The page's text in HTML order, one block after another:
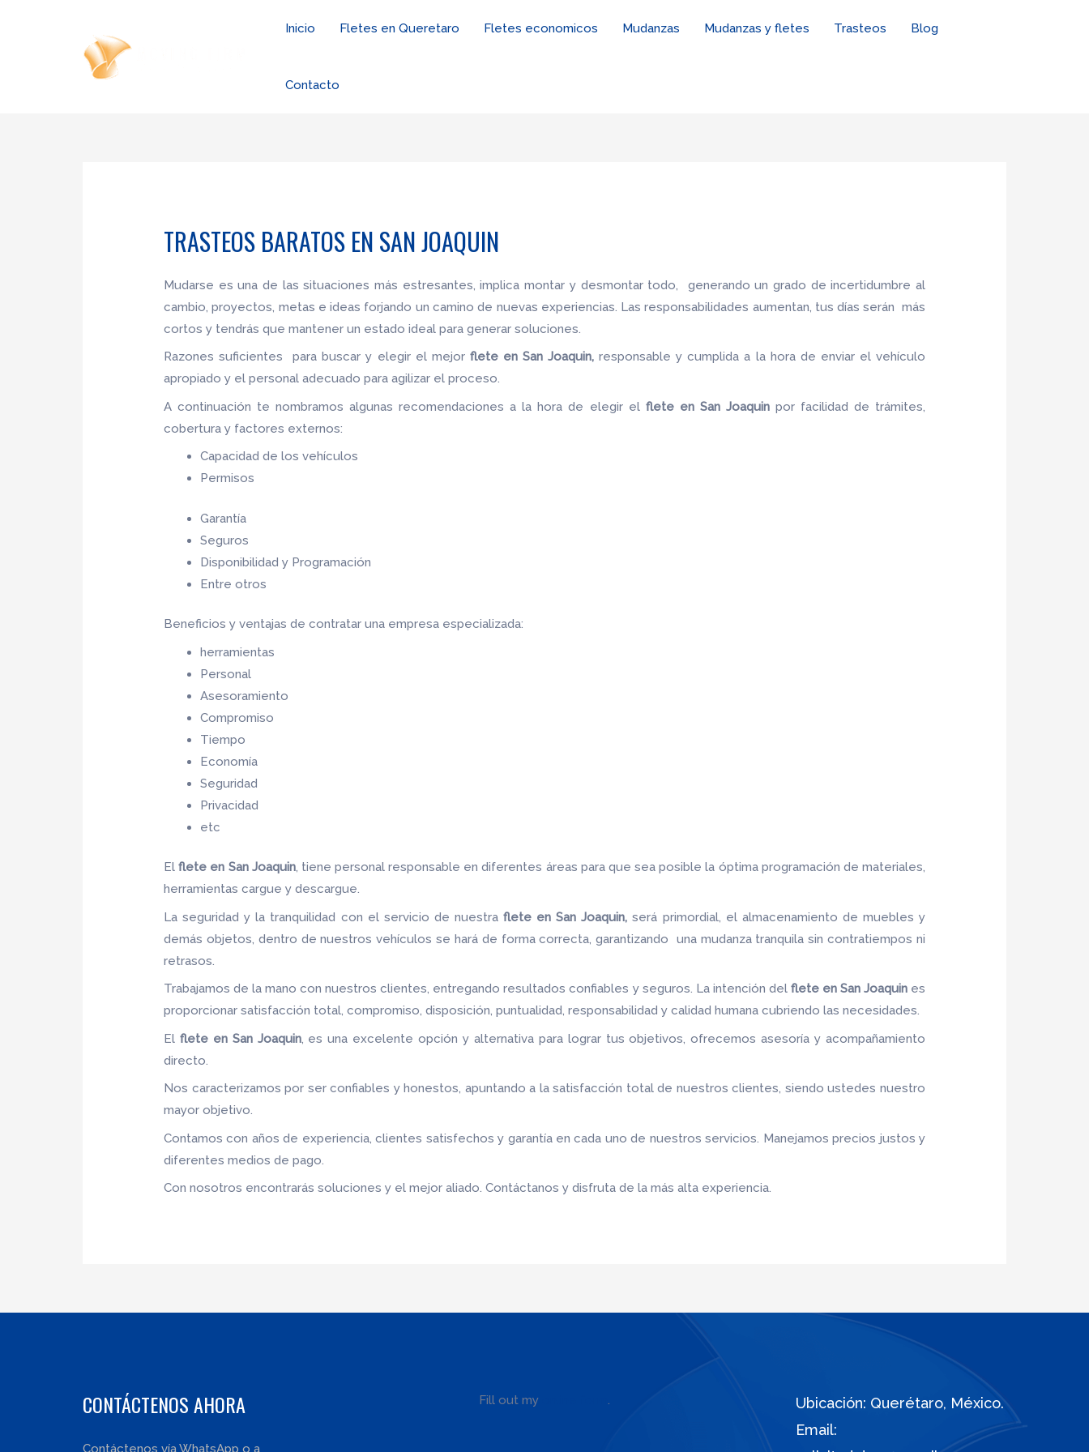
Inicio Fletes en Queretaro Fletes economicos Mudanzas Mudanzas y fletes Trasteos Blog
Contacto
TRASTEOS BARATOS EN SAN JOAQUIN
Mudarse es una de las situaciones más estresantes, implica montar y desmontar todo, generando un grado de incertidumbre al
cambio, proyectos, metas e ideas forjando un camino de nuevas experiencias. Las responsabilidades aumentan, tus días serán más
cortos y tendrás que mantener un estado ideal para generar soluciones.
Razones suficientes para buscar y elegir el mejor fleteen San Joaquin,responsable y cumplida a la hora de enviar el vehículo
apropiado y el personal adecuado para agilizar el proceso.
A continuación te nombramos algunas recomendaciones a la hora de elegir el flete en San Joaquinpor facilidad de trámites,
cobertura y factores externos:
Capacidad de los vehículos
Permisos
Garantía
Seguros
Disponibilidad y Programación
Entre otros
Beneficios y ventajas de contratar una empresa especializada:
herramientas
Personal
Asesoramiento
Compromiso
Tiempo
Economía
Seguridad
Privacidad
etc
Elflete en San Joaquin, tiene personal responsable en diferentes áreas para que sea posible la óptima programación de materiales,
herramientas cargue y descargue.
La seguridad y la tranquilidad con el servicio de nuestra flete en San Joaquin,será primordial, el almacenamiento de muebles y
demás objetos, dentro de nuestros vehículos se hará de forma correcta, garantizando una mudanza tranquila sin contratiempos ni
retrasos.
Trabajamos de la mano con nuestros clientes, entregando resultados confiables y seguros. La intención del flete en San Joaquines
proporcionar satisfacción total, compromiso, disposición, puntualidad, responsabilidad y calidad humana cubriendo las necesidades.
El flete en San Joaquin, es una excelente opción y alternativa para lograr tus objetivos, ofrecemos asesoría y acompañamiento
directo.
Nos caracterizamos por ser confiables y honestos, apuntando a la satisfacción total de nuestros clientes, siendo ustedes nuestro
mayor objetivo.
Contamos con años de experiencia, clientes satisfechos y garantía en cada uno de nuestros servicios. Manejamos precios justos y
diferentes medios de pago.
Con nosotros encontrarás soluciones y el mejor aliado.Contáctanos y disfruta de la más alta experiencia.
CONTÁCTENOS AHORA
Contáctenos vía WhatsApp o a
Fill out my .
Ubicación: Querétaro, México.
Email: